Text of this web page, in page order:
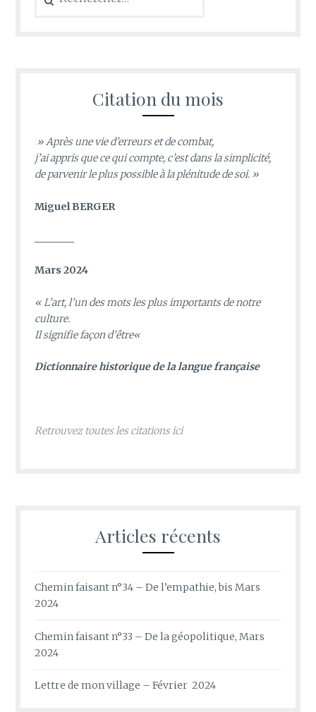
Citation du mois
» Après une vie d’erreurs et de combat,
j’ai appris que ce qui compte, c’est dans la simplicité,
de parvenir le plus possible à la plénitude de soi. »
Miguel BERGER
Mars 2024
«L’art, l’un des mots les plus importants de notre
culture.
Il signifie façon d’être«
Dictionnaire historique de la langue française
Retrouvez toutes les citations ici
Articles récents
Chemin faisant n°34 – De l’empathie, bis Mars
2024
Chemin faisant n°33 – De la géopolitique, Mars
2024
Lettre de mon village – Février 2024